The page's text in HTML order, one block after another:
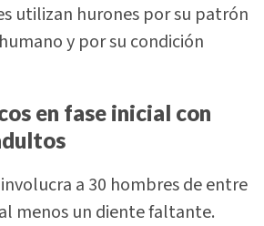
utilizan hurones por su patrón
y por su condición
en fase inicial con
a 30 hombres de entre
menos un diente faltante.